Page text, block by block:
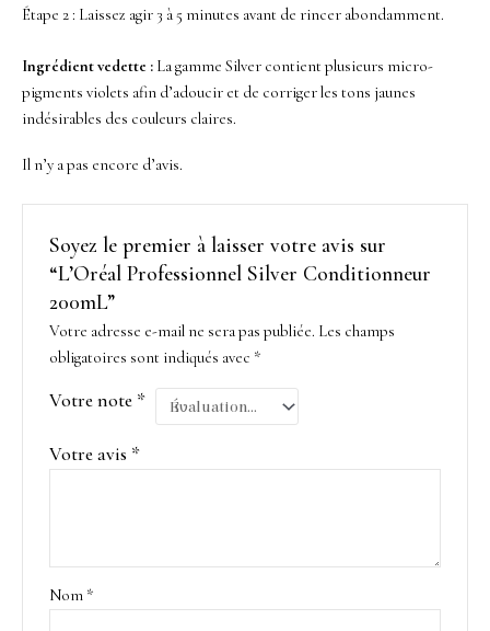
Étape 2 : Laissez agir 3 à 5 minutes avant de rincer abondamment.
Ingrédient vedette : La gamme Silver contient plusieurs micro-
pigments violets afin d’adoucir et de corriger les tons jaunes
indésirables des couleurs claires.
Il n’y a pas encore d’avis.
Soyez le premier à laisser votre avis sur
“L’Oréal Professionnel Silver Conditionneur
200mL”
Votre adresse e-mail ne sera pas publiée. Les champs
obligatoires sont indiqués avec *
Votre note *
Votre avis *
Nom *